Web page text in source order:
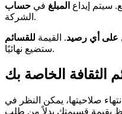
سيتم إيداع المبلغ في حساب
الشركة.
على أي رصيد. القيمة للقسائم
ستضيع نهائيًا.
الثقافة الخاصة بك
صلاحيتها، يمكن النظر في
بقيمة قسيمتك بدلاً من طلب